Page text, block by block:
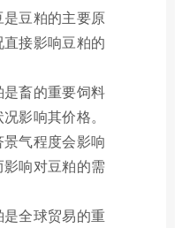
是豆粕的主要原
接影响豆粕的
是畜的重要饲料
影响其价格。
景气程度会影响
响对豆粕的需
是全球贸易的重